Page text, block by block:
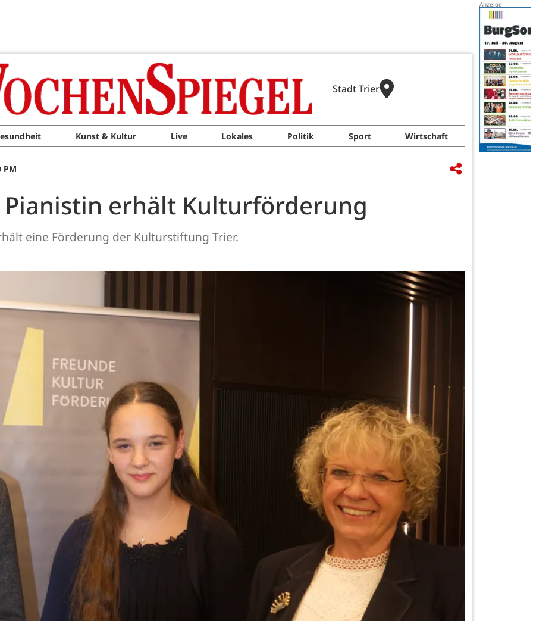
Stadt Trier
Kunst & Kultur Live Lokales Politik Sport Wirtschaft
PM
Pianistin erhält Kulturförderung
eine Förderung der Kulturstiftung Trier.